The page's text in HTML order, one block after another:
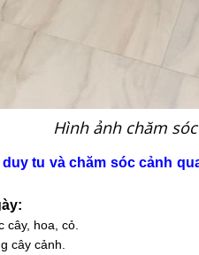
Hình ảnh chăm
tu và chăm sóc cảnh
cây, hoa, cỏ.
cây cảnh.